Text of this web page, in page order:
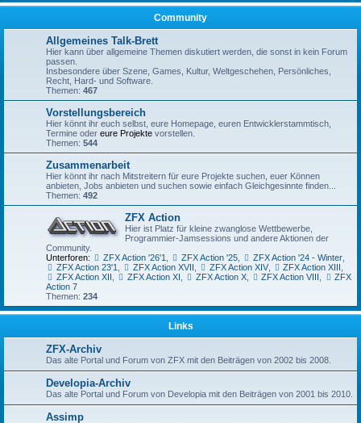
Community
Allgemeines Talk-Brett
Hier kann über allgemeine Themen diskutiert werden, die sonst in kein Forum
passen.
Insbesondere über Szene, Games, Kultur, Weltgeschehen, Persönliches,
Recht, Hard- und Software.
Themen: 467
Vorstellungsbereich
Hier könnt ihr euch selbst, eure Homepage, euren Entwicklerstammtisch,
Termine oder eure Projekte vorstellen.
Themen: 544
Zusammenarbeit
Hier könnt ihr nach Mitstreitern für eure Projekte suchen, euer Können
anbieten, Jobs anbieten und suchen sowie einfach Gleichgesinnte finden...
Themen: 492
ZFX Action
Hier ist Platz für kleine zwanglose Wettbewerbe,
Programmier-Jamsessions und andere Aktionen der
Community.
Unterforen:
ZFX Action '26'1 ZFX Action '25, ZFX Action '24 - Winter,
ZFX Action 23'1
ZFX Action XVII ZFX Action XIV, ZFX Action XIII
ZFX Action XII
ZFX Action XI ZFX Action X, ZFX Action VIII
ZFX
Action 7
Themen: 234
Links
ZFX-Archiv
Das alte Portal und Forum von ZFX mit den Beiträgen von 2002 bis 2008.
Developia-Archiv
Das alte Portal und Forum von Developia mit den Beiträgen von 2001 bis 2010.
Assimp